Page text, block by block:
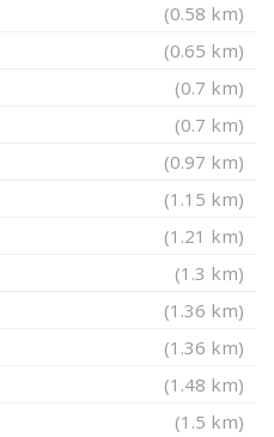
(0.58 km)
(0.65 km)
(0.7 km)
(0.7 km)
(0.97 km)
(1.15 km)
(1.21 km)
(1.3 km)
(1.36 km)
(1.36 km)
(1.48 km)
(1.5 km)